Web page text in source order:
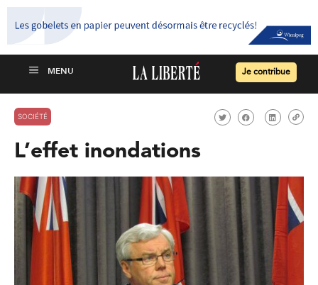
Je contribue
SOCIÉTÉ
L’effet inondations